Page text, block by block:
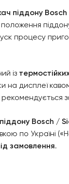
піддону
положення
процесу
із
на дисплеї
Bosch /
по Україні
замовлення.